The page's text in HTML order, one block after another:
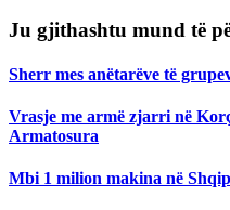
Ju gjithashtu mund të
Sherr mes anëtarëve të
Vrasje me armë zjarri në
Armatosura
Mbi 1 milion makina në